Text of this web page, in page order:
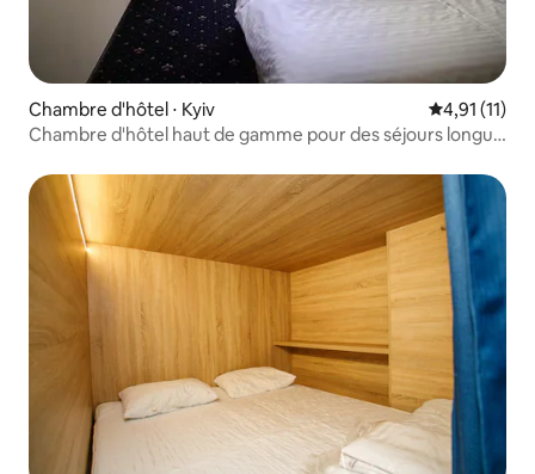
Chambre d'hôtel ⋅ Kyiv Évaluation
4,91 (11)
Chambre d'hôtel haut de gamme pour des séjours longue